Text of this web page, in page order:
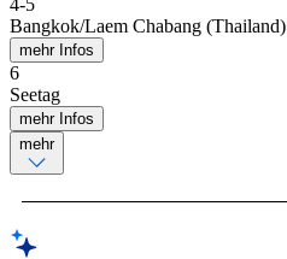
4-5
Bangkok/Laem Chabang (Thailand)
mehr Infos
6
Seetag
mehr Infos
mehr